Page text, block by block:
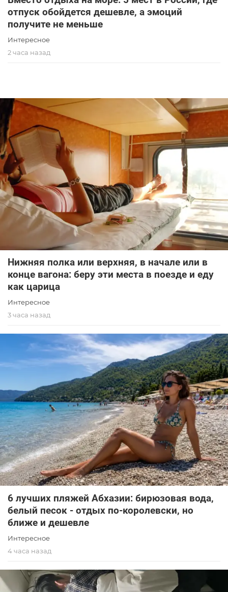
отпуск обойдется дешевле, а эмоций
получите не меньше
Интересное
2 часа назад
Нижняя полка или верхняя, в начале или в
конце вагона: беру эти места в поезде и еду
как царица
Интересное
3 часа назад
6 лучших пляжей Абхазии: бирюзовая вода,
белый песок - отдых по-королевски, но
ближе и дешевле
Интересное
4 часа назад